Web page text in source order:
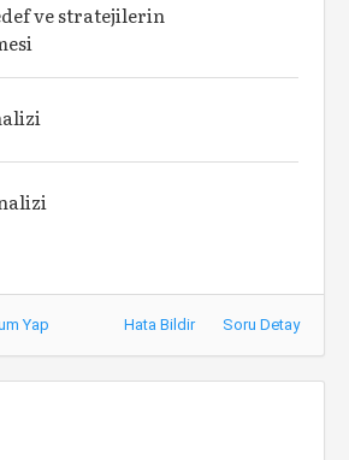
ve stratejilerin
Yap Hata Bildir Soru Detay